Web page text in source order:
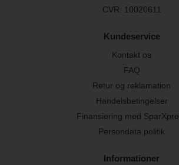
CVR: 10020611
Kundeservice
Kontakt os
FAQ
Retur og reklamation
Handelsbetingelser
Finansiering med
Persondata politik
Informationer